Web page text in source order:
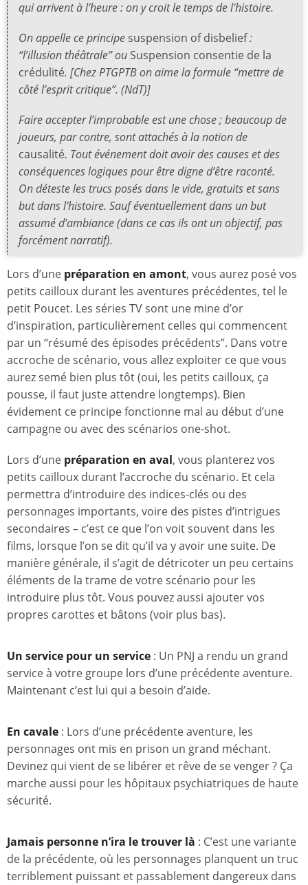
qui arrivent à l’heure : on y croit le temps de l’histoire.
On appelle ce principe suspension of disbelief:
“l’illusion théâtrale” ou Suspension consentie de la
crédulité. [Chez PTGPTB on aime la formule “mettre de
côté l’esprit critique”. (NdT)]
Faire accepter l’improbable est une chose ; beaucoup de
joueurs, par contre, sont attachés à la notion de
causalité. Tout événement doit avoir des causes et des
conséquences logiques pour être digne d’être raconté.
On déteste les trucs posés dans le vide, gratuits et sans
but dans l’histoire. Sauf éventuellement dans un but
assumé d’ambiance (dans ce cas ils ont un objectif, pas
forcément narratif).
Lors d’une préparation en amont, vous aurez posé vos
petits cailloux durant les aventures précédentes, tel le
petit Poucet. Les séries TV sont une mine d’or
d’inspiration, particulièrement celles qui commencent
par un “résumé des épisodes précédents”. Dans votre
accroche de scénario, vous allez exploiter ce que vous
aurez semé bien plus tôt (oui, les petits cailloux, ça
pousse, il faut juste attendre longtemps). Bien
évidement ce principe fonctionne mal au début d’une
campagne ou avec des scénarios one-shot.
Lors d’une préparation en aval, vous planterez vos
petits cailloux durant l’accroche du scénario. Et cela
permettra d’introduire des indices-clés ou des
personnages importants, voire des pistes d’intrigues
secondaires – c’est ce que l’on voit souvent dans les
films, lorsque l’on se dit qu’il va y avoir une suite. De
manière générale, il s’agit de détricoter un peu certains
éléments de la trame de votre scénario pour les
introduire plus tôt. Vous pouvez aussi ajouter vos
propres carottes et bâtons (voir plus bas).
Un service pour un service : Un PNJ a rendu un grand
service à votre groupe lors d’une précédente aventure.
Maintenant c’est lui qui a besoin d’aide.
En cavale : Lors d’une précédente aventure, les
personnages ont mis en prison un grand méchant.
Devinez qui vient de se libérer et rêve de se venger ? Ça
marche aussi pour les hôpitaux psychiatriques de haute
sécurité.
Jamais personne n’ira le trouver là : C’est une variante
de la précédente, où les personnages planquent un truc
terriblement puissant et passablement dangereux dans